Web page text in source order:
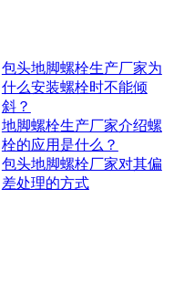
包头地脚螺栓生产厂家为
什么安装螺栓时不能倾
斜？
地脚螺栓生产厂家介绍螺
栓的应用是什么？
包头地脚螺栓厂家对其偏
差处理的方式